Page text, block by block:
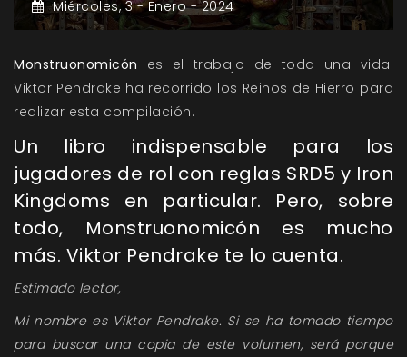
Miércoles,3 -Enero -2024
Monstruonomicón es el trabajo de toda una vida.
Viktor Pendrake ha recorrido los Reinos de Hierro para
realizar esta compilación.
Un libro indispensable para los
jugadores de rol con reglas SRD5 y Iron
Kingdoms en particular. Pero, sobre
todo, Monstruonomicón es mucho
más. Viktor Pendrake te lo cuenta.
Estimado lector,
Mi nombre es Viktor Pendrake. Si se ha tomado tiempo
para buscar una copia de este volumen, será porque